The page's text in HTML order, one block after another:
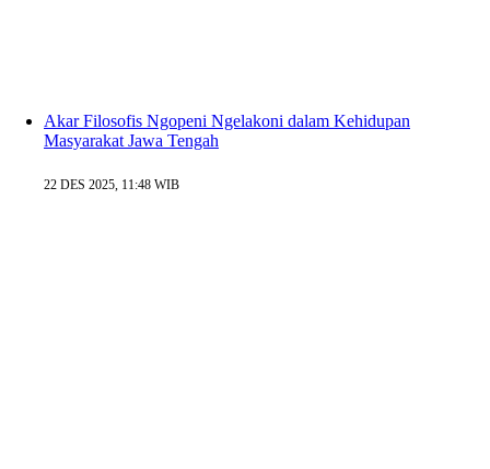
Akar Filosofis Ngopeni Ngelakoni dalam Kehidupan
Masyarakat Jawa Tengah
22 DES 2025, 11:48 WIB